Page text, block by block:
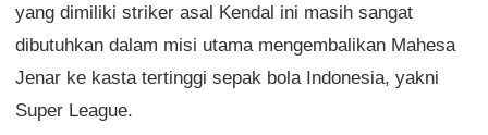
yang dimiliki striker asal Kendal ini masih sangat
dibutuhkan dalam misi utama mengembalikan Mahesa
Jenar ke kasta tertinggi sepak bola Indonesia, yakni
Super League.